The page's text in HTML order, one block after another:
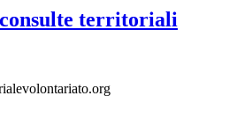
territoriali